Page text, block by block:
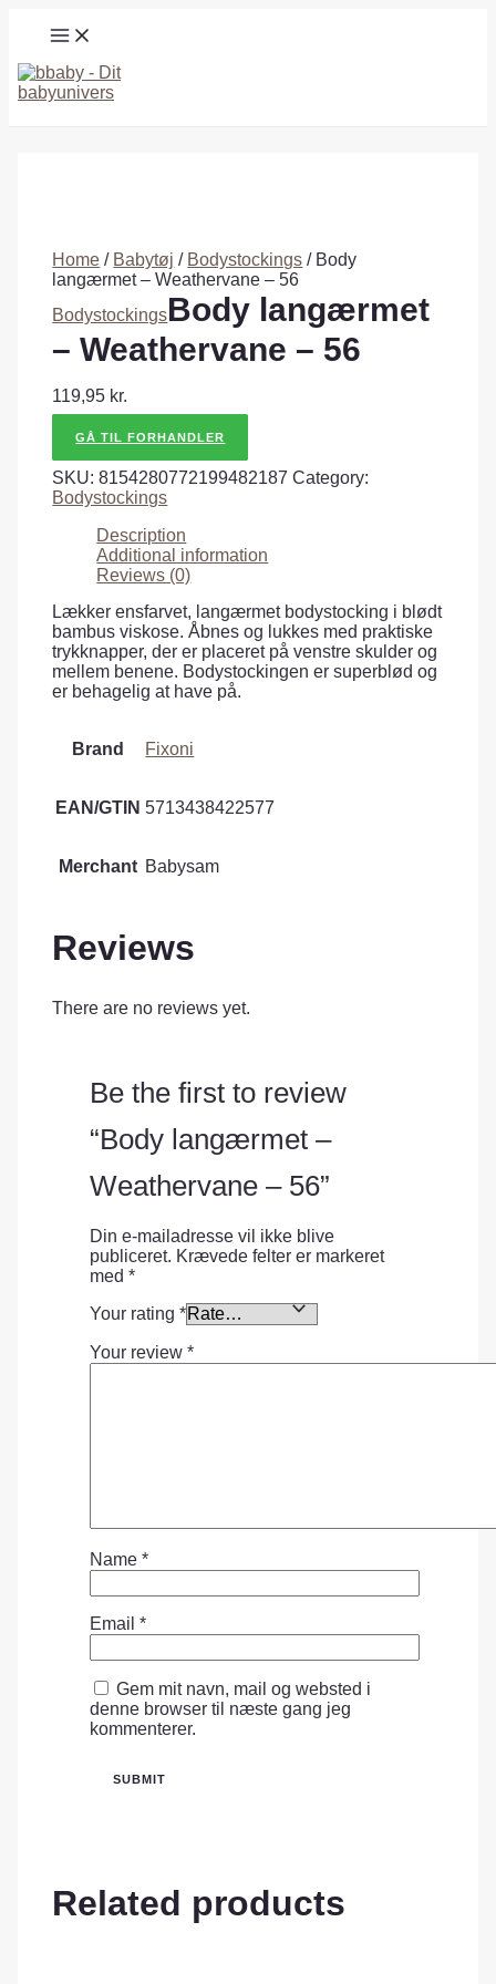
MAIN
MENU
Home / Babytøj / Bodystockings / Body
langærmet – Weathervane – 56
BodystockingsBody langærmet
– Weathervane – 56
119,95 kr.
GÅ TIL FORHANDLER
SKU:8154280772199482187 Category:
Bodystockings
Description
Additional information
Reviews (0)
Lækker ensfarvet, langærmet bodystocking i blødt
bambus viskose. Åbnes og lukkes med praktiske
trykknapper, der er placeret på venstre skulder og
mellem benene. Bodystockingen er superblød og
er behagelig at have på.
Brand Fixoni
EAN/GTIN 5713438422577
Merchant Babysam
Reviews
There are no reviews yet.
Be the first to review
“Body langærmet –
Weathervane – 56”
Din e-mailadresse vil ikke blive
publiceret. Krævede felter er markeret
med *
Your rating *
Your review *
Name *
Email *
Gem mit navn, mail og websted i
denne browser til næste gang jeg
kommenterer.
Related products